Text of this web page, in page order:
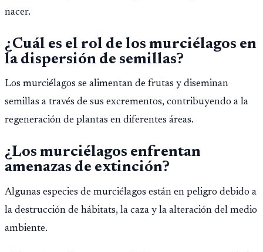
nacer.
¿Cuál es el rol de los murciélagos en
la dispersión de semillas?
Los murciélagos se alimentan de frutas y diseminan
semillas a través de sus excrementos, contribuyendo a la
regeneración de plantas en diferentes áreas.
¿Los murciélagos enfrentan
amenazas de extinción?
Algunas especies de murciélagos están en peligro debido a
la destrucción de hábitats, la caza y la alteración del medio
ambiente.